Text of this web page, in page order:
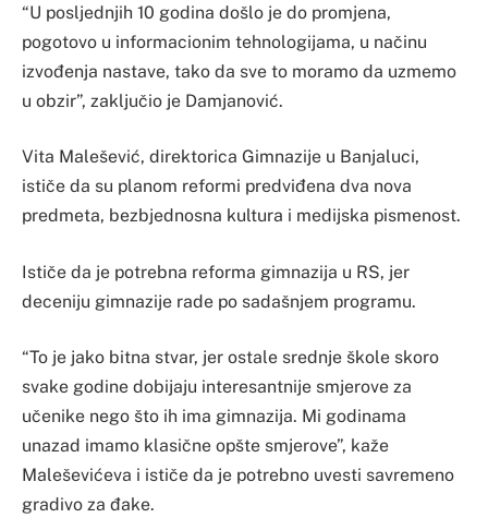
“U posljednjih 10 godina došlo je do promjena,
pogotovo u informacionim tehnologijama, u načinu
izvođenja nastave, tako da sve to moramo da uzmemo
u obzir”, zaključio je Damjanović.
Vita Malešević, direktorica Gimnazije u Banjaluci,
ističe da su planom reformi predviđena dva nova
predmeta, bezbjednosna kultura i medijska pismenost.
Ističe da je potrebna reforma gimnazija u RS, jer
deceniju gimnazije rade po sadašnjem programu.
“To je jako bitna stvar, jer ostale srednje škole skoro
svake godine dobijaju interesantnije smjerove za
učenike nego što ih ima gimnazija. Mi godinama
unazad imamo klasične opšte smjerove”, kaže
Maleševićeva i ističe da je potrebno uvesti savremeno
gradivo za đake.